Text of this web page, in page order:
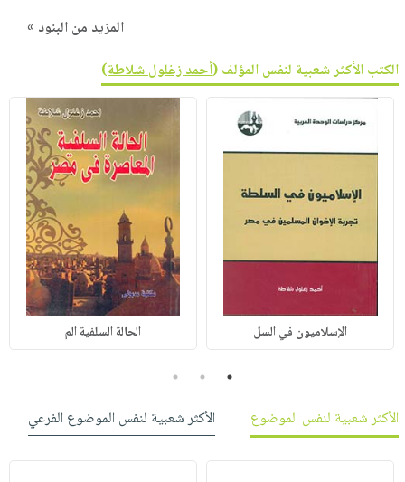
المزيد من البنود »
الكتب الأكثر شعبية لنفس المؤلف (أحمد زغلول شلاطة)
الإسلاميون في السل الحالة السلفية الم
1
2
3
الأكثر شعبية لنفس الموضوع
الأكثر شعبية لنفس الموضوع الفرعي